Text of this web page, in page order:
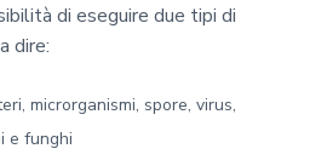
di eseguire due tipi di
dire:
microrganismi, spore, virus,
e funghi